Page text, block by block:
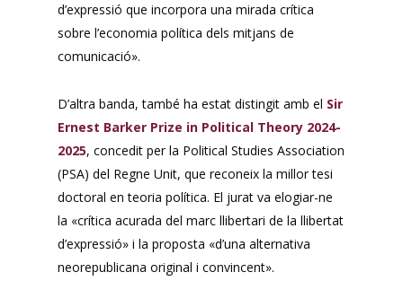
d’expressió que incorpora una mirada crítica
sobre l’economia política dels mitjans de
comunicació».
D’altra banda, també ha estat distingit amb el Sir
Ernest Barker Prize in Political Theory 2024-
2025, concedit per la Political Studies Association
(PSA) del Regne Unit, que reconeix la millor tesi
doctoral en teoria política. El jurat va elogiar-ne
la «crítica acurada del marc llibertari de la llibertat
d’expressió» i la proposta «d’una alternativa
neorepublicana original i convincent».